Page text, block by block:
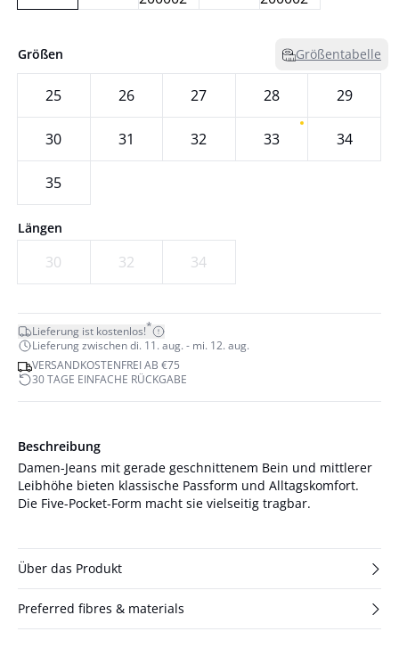
Größen Größentabelle
25 26 27 28 29
30 31 32 33 34
35
Längen
30 32 34
Lieferung ist kostenlos!*
Lieferung zwischen di. 11. aug. - mi. 12. aug.
VERSANDKOSTENFREI AB €75
30 TAGE EINFACHE RÜCKGABE
Beschreibung
Damen-Jeans mit gerade geschnittenem Bein und mittlerer
Leibhöhe bieten klassische Passform und Alltagskomfort.
Die Five-Pocket-Form macht sie vielseitig tragbar.
Über das Produkt
Preferred fibres & materials